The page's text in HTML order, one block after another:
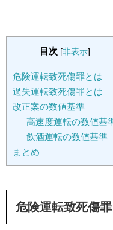
目次 [非表示]
危険運転致死傷罪とは
過失運転致死傷罪とは
改正案の数値基準
高速度運転の数値基
飲酒運転の数値基準
まとめ
危険運転致死傷